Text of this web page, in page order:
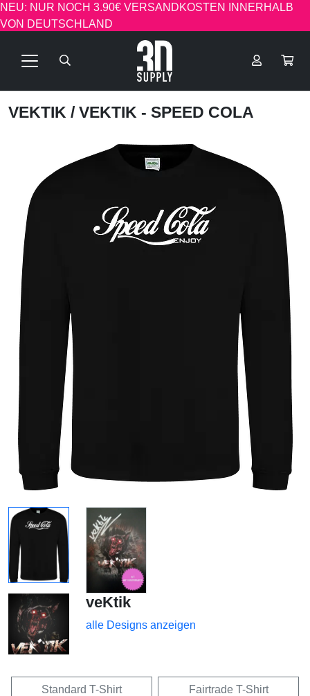
NEU: NUR NOCH 3.90€ VERSANDKOSTEN INNERHALB
VON DEUTSCHLAND
VEKTIK / VEKTIK - SPEED COLA
veKtik
alle Designs anzeigen
Standard T-Shirt Fairtrade T-Shirt